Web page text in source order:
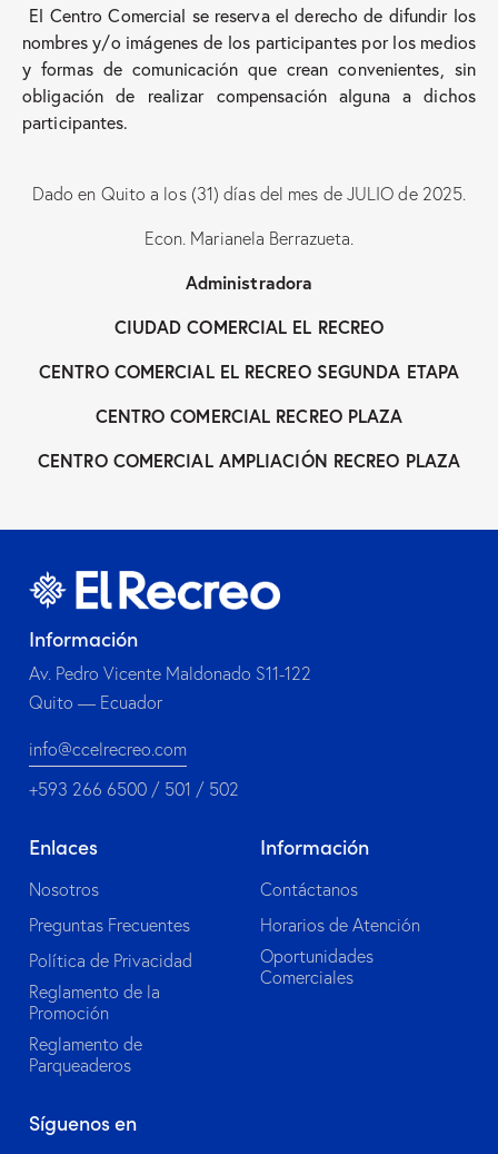
El Centro Comercial se reserva el derecho de difundir los
nombres y/o imágenes de los participantes por los medios
y formas de comunicación que crean convenientes, sin
obligación de realizar compensación alguna a dichos
participantes.
Dado en Quito a los (31) días del mes de JULIO de 2025.
Econ. Marianela Berrazueta.
Administradora
CIUDAD COMERCIAL EL RECREO
CENTRO COMERCIAL EL RECREO SEGUNDA ETAPA
CENTRO COMERCIAL RECREO PLAZA
CENTRO COMERCIAL AMPLIACIÓN RECREO PLAZA
Información
Av. Pedro Vicente Maldonado S11-122
Quito — Ecuador
info@ccelrecreo.com
+593 266 6500 / 501 / 502
Enlaces
Nosotros
Preguntas Frecuentes
Política de Privacidad
Reglamento de la
Promoción
Reglamento de
Parqueaderos
Información
Contáctanos
Horarios de Atención
Oportunidades
Comerciales
Síguenos en